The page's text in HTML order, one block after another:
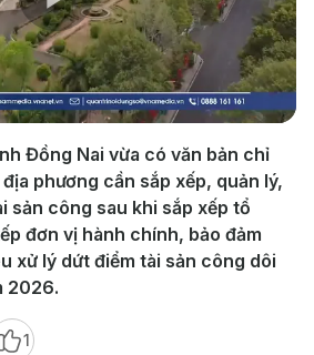
Play
Video
Đồng Nai vừa có văn bản chỉ
phương cần sắp xếp, quản lý,
sản công sau khi sắp xếp tổ
đơn vị hành chính, bảo đảm
xử lý dứt điểm tài sản công dôi
2026.
1